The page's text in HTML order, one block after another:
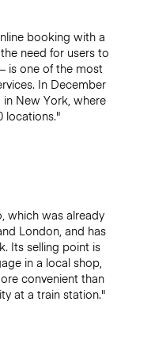
booking with a
need for users to
is one of the most
In December
New York, where
locations."
which was already
London, and has
Its selling point is
in a local shop,
convenient than
at a train station."